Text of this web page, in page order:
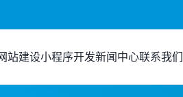
站建设小程序开发新闻中心联系我们